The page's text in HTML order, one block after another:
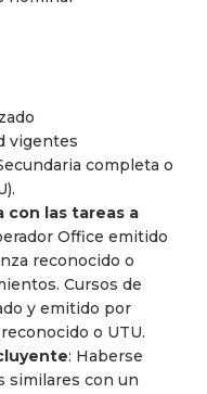
vigentes
completa o
con las tareas a
Office emitido
reconocido o
Cursos de
y emitido por
o UTU.
: Haberse
similares con un